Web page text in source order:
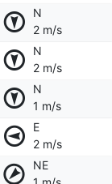
N
2 m/s
N
2 m/s
N
1 m/s
E
2 m/s
NE